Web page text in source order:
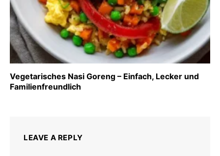
Vegetarisches Nasi Goreng – Einfach, Lecker und
Familienfreundlich
LEAVE A REPLY